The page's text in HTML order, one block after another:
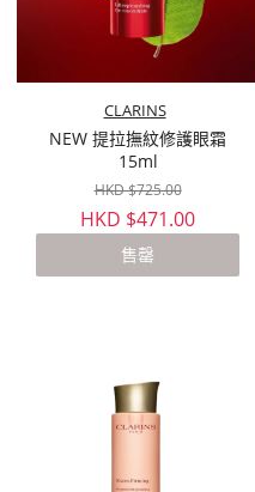
CLARINS
NEW 提拉撫紋修護眼霜
15ml
HKD $725.00
HKD $471.00
售罄